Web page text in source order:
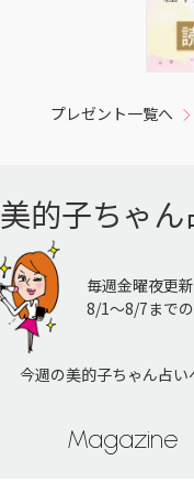
プレゼント一覧へ
美的子ちゃん
毎週金曜夜更新
8/1〜8/7まで
今週の美的子ちゃん占い
Magazine